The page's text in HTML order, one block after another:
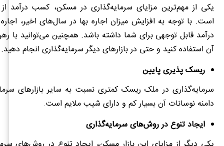
یکی از مهم‌ترین مزایای سرمایه‌گذاری در مسکن، کسب درآمد
است. با توجه به افزایش میزان اجاره بها در سال‌های اخیر،
درآمد قابل توجهی برای شما داشته باشد. همچنین می‌توانید با
آن استفاده کنید و حتی در بازارهای دیگر سرمایه‌گذاری انجام دهید.
ریسک پذیری پایین
سرمایه‌گذاری در ملک ریسک کمتری نسبت به سایر بازارهای
دامنه نوسانات آن بسیار کم و دارای شیب ملایم است.
ایجاد تنوع در روش‌های سرمایه‌گذاری